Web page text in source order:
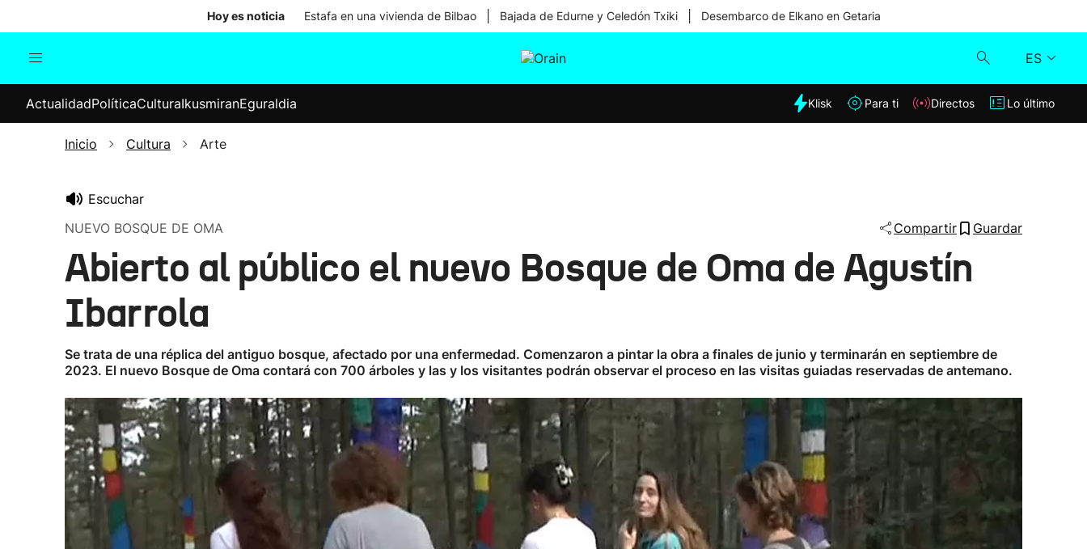
Hoy es noticia Estafa en una vivienda de Bilbao Bajada de Edurne y Celedón Txiki Desembarco de Elkano en Getaria
ES
Internacional
Elecciones
Klisk
ActualidadPolíticaCulturaIkusmiranEguraldia Klisk Para ti Directos Lo último
Inicio Cultura Arte
Escuchar
NUEVO BOSQUE DE OMA
Compartir Guardar
Abierto al público el nuevo Bosque de Oma de Agustín
Ibarrola
Se trata de una réplica del antiguo bosque, afectado por una enfermedad. Comenzaron a pintar la obra a finales de junio y terminarán en septiembre de
2023. El nuevo Bosque de Oma contará con 700 árboles y las y los visitantes podrán observar el proceso en las visitas guiadas reservadas de antemano.